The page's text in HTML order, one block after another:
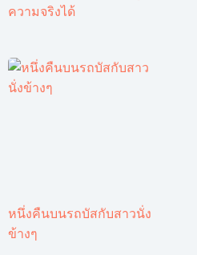
ความจริงได้
หนึ่งคืนบนรถบัสกับสาวนั่ง
ข้างๆ